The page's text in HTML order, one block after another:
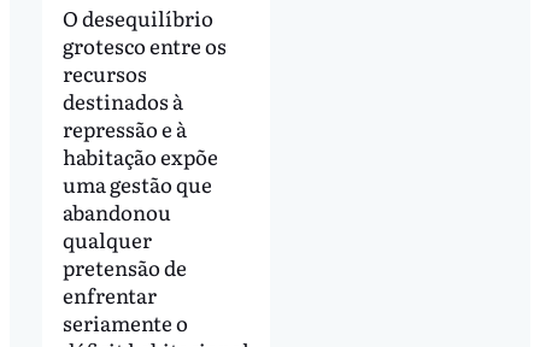
O desequilíbrio
grotesco entre os
recursos
destinados à
repressão e à
habitação expõe
uma gestão que
abandonou
qualquer
pretensão de
enfrentar
seriamente o